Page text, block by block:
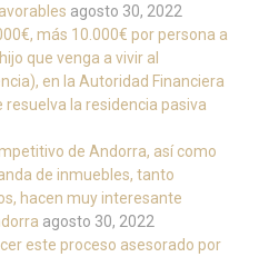
agosto 30, 2022
más 10.000€ por persona a
que venga a vivir al
en la Autoridad Financiera
la residencia pasiva
de Andorra, así como
de inmuebles, tanto
hacen muy interesante
agosto 30, 2022
este proceso asesorado por